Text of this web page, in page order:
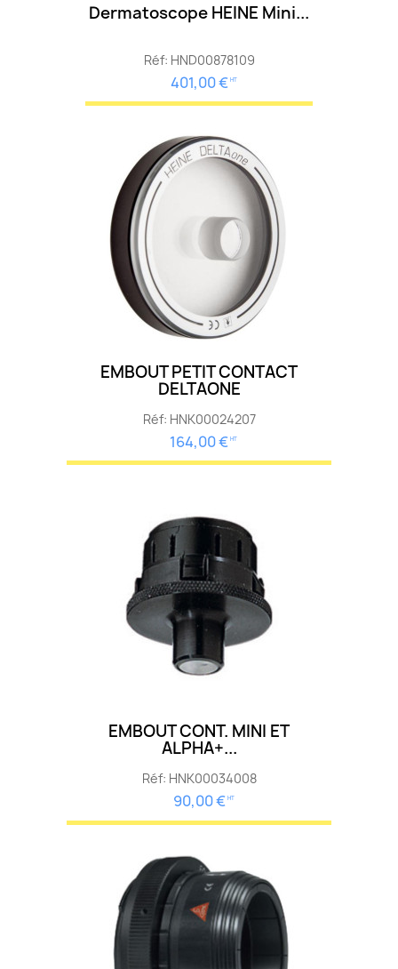
Dermatoscope HEINE Mini...
Réf: HND00878109
401,00 € HT
EMBOUT PETIT CONTACT
DELTAONE
Réf: HNK00024207
164,00 € HT
EMBOUT CONT. MINI ET
ALPHA+...
Réf: HNK00034008
90,00 € HT